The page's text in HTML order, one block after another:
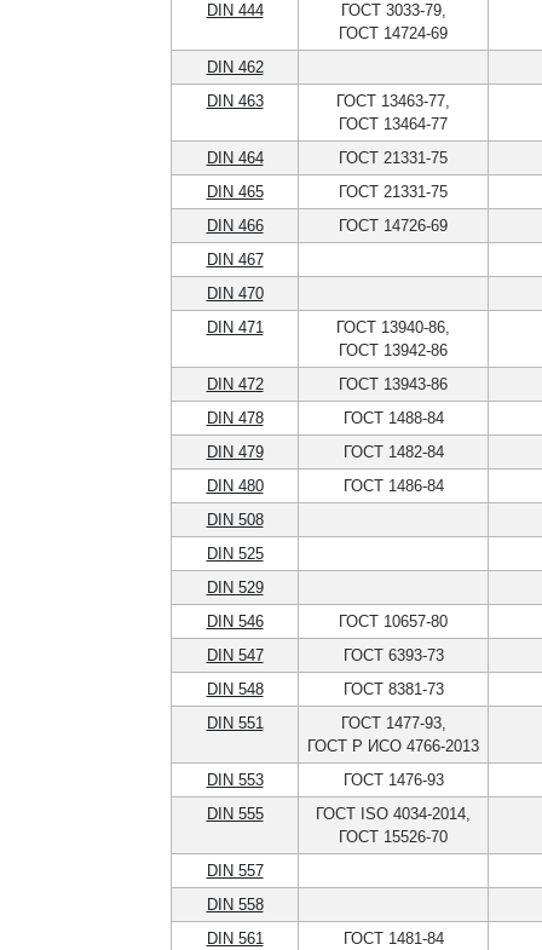
DIN 444
ГОСТ 3033-79,
ГОСТ 14724-69
DIN 462
DIN 463
ГОСТ 13463-77,
ГОСТ 13464-77
DIN 464
ГОСТ 21331-75
DIN 465
ГОСТ 21331-75
DIN 466
ГОСТ 14726-69
DIN 467
DIN 470
DIN 471
ГОСТ 13940-86,
ГОСТ 13942-86
DIN 472
ГОСТ 13943-86
DIN 478
ГОСТ 1488-84
DIN 479
ГОСТ 1482-84
DIN 480
ГОСТ 1486-84
DIN 508
DIN 525
DIN 529
DIN 546
ГОСТ 10657-80
DIN 547
ГОСТ 6393-73
DIN 548
ГОСТ 8381-73
DIN 551
ГОСТ 1477-93,
ГОСТ Р ИСО 4766-2013
DIN 553
ГОСТ 1476-93
DIN 555
ГОСТ ISO 4034-2014,
ГОСТ 15526-70
DIN 557
DIN 558
DIN 561
ГОСТ 1481-84